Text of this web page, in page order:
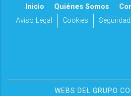
Inicio Quiénes Somos
Aviso Legal
Cookies Seguridad
WEBS DEL GRUPO